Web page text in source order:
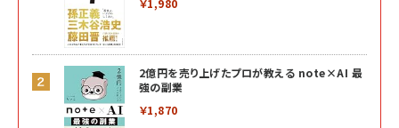
2億円を売り上げたプロが教える note×AI 最
強の副業
￥1,870